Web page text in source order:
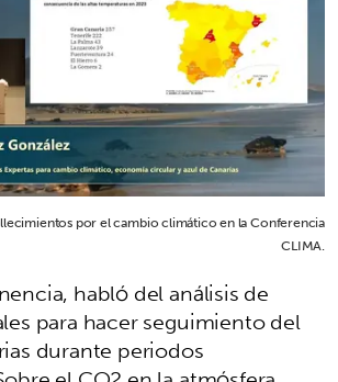
por el cambio climático en la Conferencia
CLIMA.
habló del análisis de
para hacer seguimiento del
durante periodos